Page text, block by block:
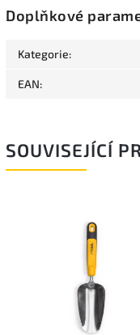
Doplňkové
Kategorie:
EAN:
SOUVISEJÍCÍ